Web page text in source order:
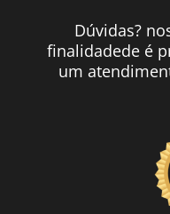
Dúvidas?
finalidadede é
um